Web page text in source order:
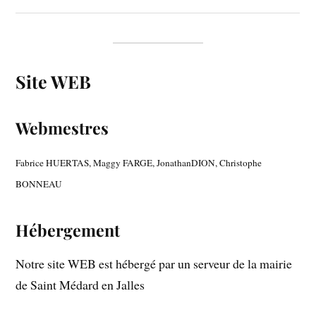
Site WEB
Webmestres
Fabrice HUERTAS, Maggy FARGE, JonathanDION, Christophe
BONNEAU
Hébergement
Notre site WEB est hébergé par un serveur de la mairie
de Saint Médard en Jalles